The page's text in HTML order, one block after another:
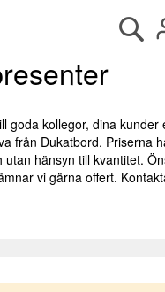
goda kollegor, dina kunder
från Dukatbord. Priserna
utan hänsyn till kvantitet.
vi gärna offert.